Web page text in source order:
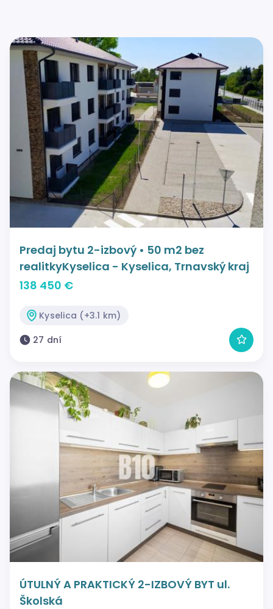
Predaj bytu 2-izbový • 50 m2 bez
realitkyKyselica - Kyselica, Trnavský kraj
138 450 €
Kyselica (+3.1 km)
27 dní
ÚTULNÝ A PRAKTICKÝ 2-IZBOVÝ BYT ul.
Školská